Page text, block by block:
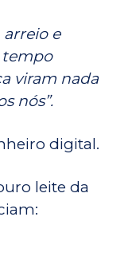
arreio e
tempo
viram nada
nós”.
digital.
leite da